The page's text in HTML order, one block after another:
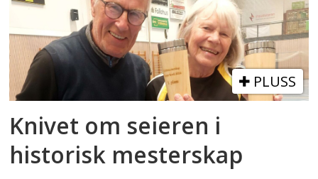
PLUSS
Knivet om seieren i
historisk mesterskap